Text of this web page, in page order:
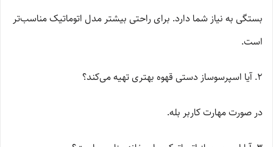
بستگی به نیاز شما دارد. برای راحتی بیشتر مدل اتوماتیک مناسب‌تر
است.
2. آیا اسپرسوساز دستی قهوه بهتری تهیه می‌کند؟
در صورت مهارت کاربر بله.